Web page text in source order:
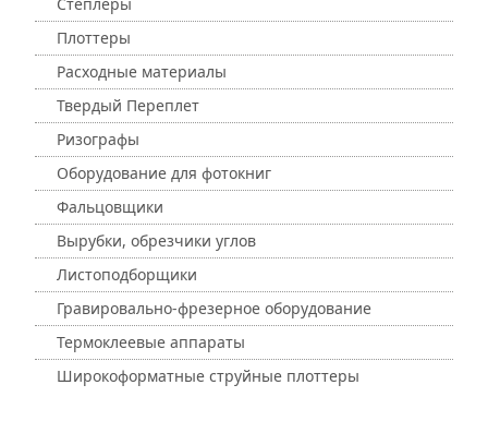
Плоттеры
Расходные материалы
Твердый Переплет
Ризографы
Оборудование для фотокниг
Фальцовщики
Вырубки, обрезчики углов
Листоподборщики
Гравировально-фрезерное оборудование
Термоклеевые аппараты
Широкоформатные струйные плоттеры